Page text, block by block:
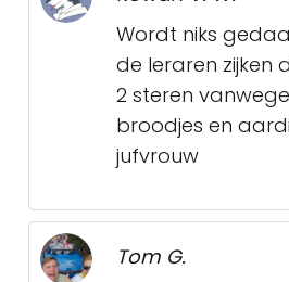
Wordt niks
de leraren zijken
2 steren
broodjes en
jufvrouw
Tom G.